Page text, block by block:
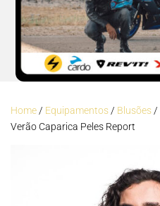
Home/ Equipamentos/ Blusões/
Verão Caparica Peles Report